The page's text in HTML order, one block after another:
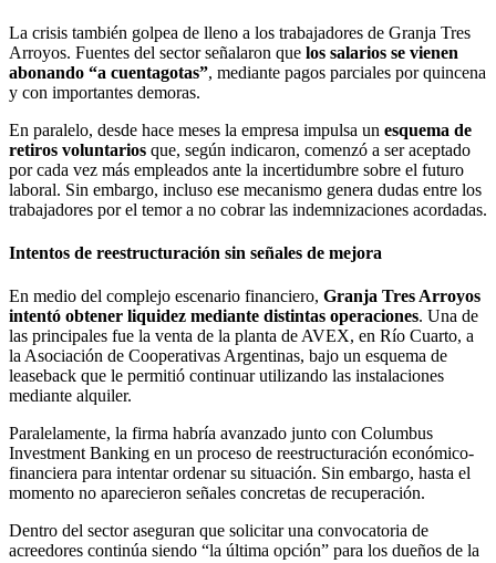
La crisis también golpea de lleno a los trabajadores de Granja Tres
Arroyos. Fuentes del sector señalaron que los salarios se vienen
abonando “a cuentagotas”, mediante pagos parciales por quincena
y con importantes demoras.
En paralelo, desde hace meses la empresa impulsa un esquema de
retiros voluntarios que, según indicaron, comenzó a ser aceptado
por cada vez más empleados ante la incertidumbre sobre el futuro
laboral. Sin embargo, incluso ese mecanismo genera dudas entre los
trabajadores por el temor a no cobrar las indemnizaciones acordadas.
Intentos de reestructuración sin señales de mejora
En medio del complejo escenario financiero, Granja Tres Arroyos
intentó obtener liquidez mediante distintas operaciones. Una de
las principales fue la venta de la planta de AVEX, en Río Cuarto, a
la Asociación de Cooperativas Argentinas, bajo un esquema de
leaseback que le permitió continuar utilizando las instalaciones
mediante alquiler.
Paralelamente, la firma habría avanzado junto con Columbus
Investment Banking en un proceso de reestructuración económico-
financiera para intentar ordenar su situación. Sin embargo, hasta el
momento no aparecieron señales concretas de recuperación.
Dentro del sector aseguran que solicitar una convocatoria de
acreedores continúa siendo “la última opción” para los dueños de la